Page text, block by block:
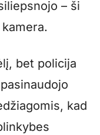
– ši
bet policija
kad